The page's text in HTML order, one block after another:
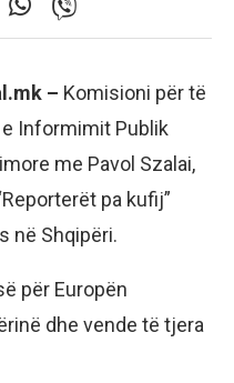
– Komisioni për të
Informimit Publik
me Pavol Szalai,
pa kufij”
në Shqipëri.
për Europën
dhe vende të tjera